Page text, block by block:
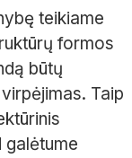
teikiame
formos
būtų
Taip
galėtume